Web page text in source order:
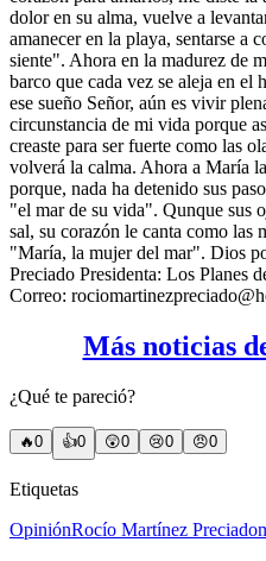
dolor en su alma, vuelve a
amanecer en la playa, sentarse a
siente". Ahora en la madurez de
barco que cada vez se aleja en el
ese sueño Señor, aún es vivir
circunstancia de mi vida porque
creaste para ser fuerte como las
volverá la calma. Ahora a María
porque, nada ha detenido sus
"el mar de su vida". Qunque sus
sal, su corazón le canta como las
"María, la mujer del mar". Dios
Preciado Presidenta: Los Planes
Correo:
Más noticias
¿Qué te pareció?
🔥0 👍0 😲0 😢0 😠0
Etiquetas
OpiniónRocío Martínez Preciado